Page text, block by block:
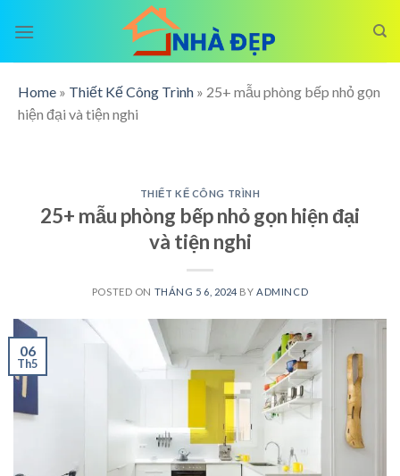
Home » Thiết Kế Công Trình » 25+ mẫu phòng bếp nhỏ gọn
hiện đại và tiện nghi
THIẾT KẾ CÔNG TRÌNH
25+ mẫu phòng bếp nhỏ gọn hiện đại
và tiện nghi
POSTED ON THÁNG 5 6, 2024 BYADMINCD
06
Th5